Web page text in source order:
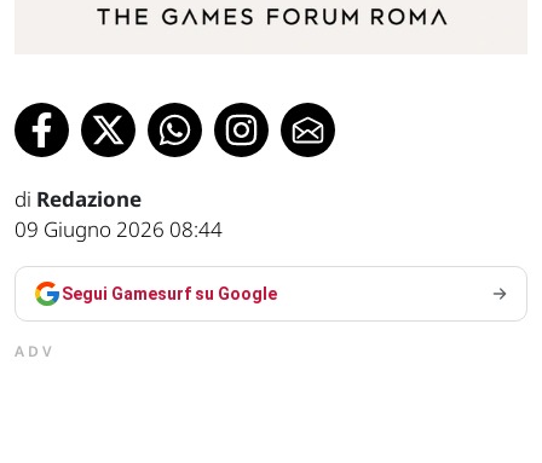
di Redazione
09 Giugno 2026 08:44
Segui Gamesurf su Google
ADV